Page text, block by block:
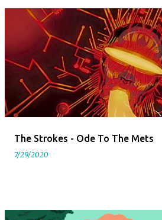
The Strokes - Ode To The Mets
7/29/2020